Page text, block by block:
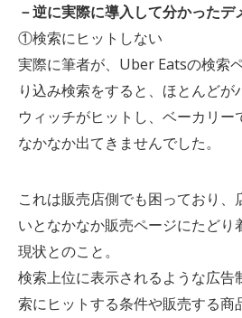
－逆に実際に導入して分かったデ
①検索にヒットしない
実際に筆者が、Uber Eatsの検索
り込み検索をすると、ほとんどが
ウィッチがヒットし、ベーカリー
なかなか出てきませんでした。
これは販売店側でも困っており、
いとなかなか販売ページにたどり
現状とのこと。
検索上位に表示されるような広告
索にヒットする条件や販売する商